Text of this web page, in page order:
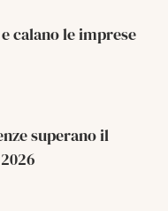
calano le imprese
superano il